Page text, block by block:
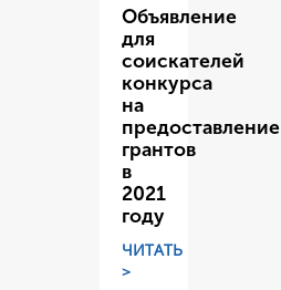
Объявление
для
соискателей
конкурса
на
предоставление
грантов
в
2021
году
ЧИТАТЬ
>